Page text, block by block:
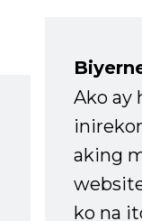
Ako ay
aking
ko na